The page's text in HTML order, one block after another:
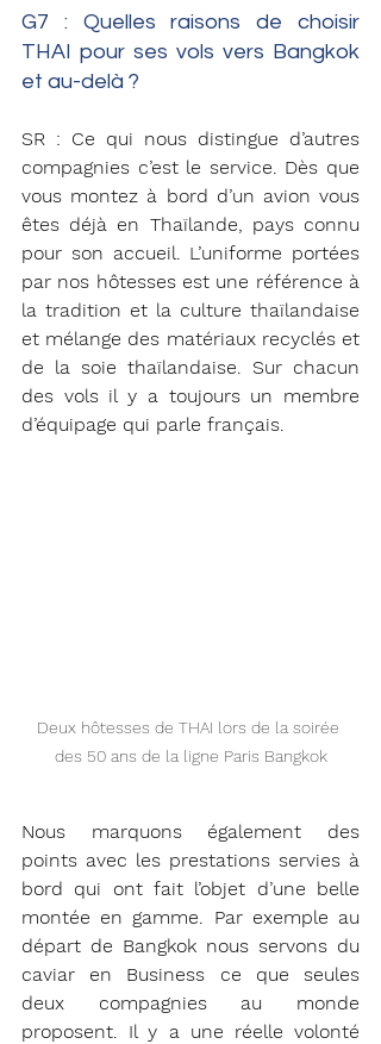
G7 : Quelles raisons de choisir
THAI pour ses vols vers Bangkok
et au-delà ?
SR : Ce qui nous distingue d’autres
compagnies c’est le service. Dès que
vous montez à bord d’un avion vous
êtes déjà en Thaïlande, pays connu
pour son accueil. L’uniforme portées
par nos hôtesses est une référence à
la tradition et la culture thaïlandaise
et mélange des matériaux recyclés et
de la soie thaïlandaise. Sur chacun
des vols il y a toujours un membre
d’équipage qui parle français.
Deux hôtesses de THAI lors de la soirée
des 50 ans de la ligne Paris Bangkok
Nous marquons également des
points avec les prestations servies à
bord qui ont fait l’objet d’une belle
montée en gamme. Par exemple au
départ de Bangkok nous servons du
caviar en Business ce que seules
deux compagnies au monde
proposent. Il y a une réelle volonté